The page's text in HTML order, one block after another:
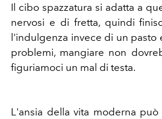
Il cibo spazzatura si adatta a
nervosi e di fretta, quindi
l'indulgenza invece di un pasto
problemi, mangiare non
figuriamoci un mal di testa.
L'ansia della vita moderna